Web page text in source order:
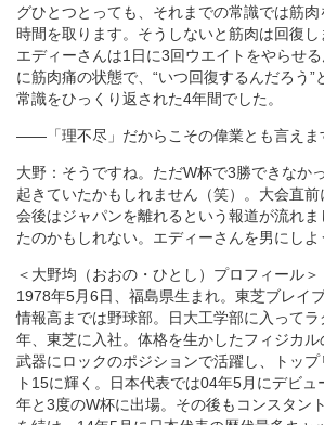
グひとつとっても、それまでの常識では筋
時間を取ります。そうしないと筋肉は回復し
エディーさんは1日に3回ウエイトをやらせ
に筋肉痛の状態で、“いつ回復するんだろう”
常識をひっくり返された4年間でした。
――「理不尽」だからこその偉業とも言えま
大野：そうですね。ただW杯で3勝できなか
起きていたかもしれません（笑）。大会直
会後はジャパンを離れるという報道が流れま
たのかもしれない。エディーさんを男にしよ
＜大野均（おおの・ひとし）プロフィール＞
1978年5月6日、福島県生まれ。東芝ブレイ
情報高までは野球部。日大工学部に入ってラ
年、東芝に入社。体格を生かしたフィジカ
武器にロックのポジションで活躍し、トッ
ト15に輝く。日本代表では04年5月にデビ
年と3度のW杯に出場。その後もコンスタン